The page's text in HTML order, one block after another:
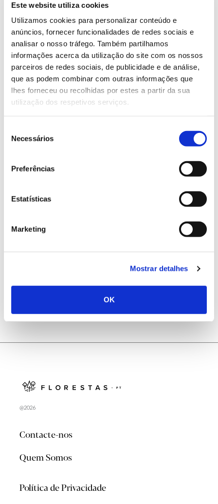
Este website utiliza cookies
Utilizamos cookies para personalizar conteúdo e
anúncios, fornecer funcionalidades de redes sociais e
analisar o nosso tráfego. Também partilhamos
informações acerca da utilização do site com os nossos
parceiros de redes sociais, de publicidade e de análise,
que as podem combinar com outras informações que
lhes forneceu ou recolhidas por estes a partir da sua
utilização dos respetivos serviços.
Necessários
Preferências
Estatísticas
Marketing
Mostrar detalhes
OK
Bacia do Mediterrâneo.
Saiba mais sobre esta semana
13.07.2026
Genoma do priolo e de outras espécies em risco:
conhecer para conservar
Registar galhas de Trichi em acácia-das-espigas:
25.06.2026
Natureza e florestas procuram jovens voluntários
@2026
Contacte-nos
Quem Somos
Política de Privacidade